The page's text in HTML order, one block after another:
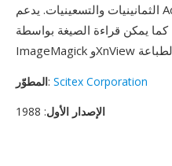
الثمانينيات والتسعينيات. يدعم Adobe Photoshop ملفات SCT
كما يمكن قراءة الصيغة بواسطة
المطوّر: Scitex Corporation
الإصدار الأول: 1988